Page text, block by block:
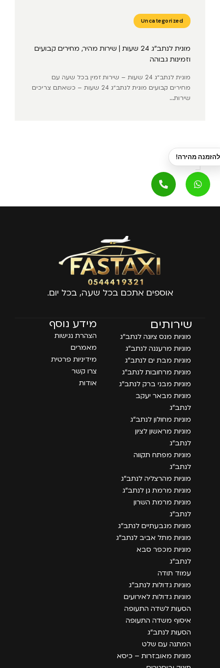
Uncategorized
מונית לנתב״ג 24 שעות | שירות מהיר, מחירים קבועים
וזמינות גבוהה
מונית לנתב״ג 24 שעות – שירות זמין בכל שעה עם
מחירים קבועים מונית לנתב״ג 24 שעות – כשאתם צריכים
שירות...
אוספים אתכם בכל שעה, בכל יום.
שירותים
מוניות מנס ציונה לנתב״ג
מוניות מרעננה לנתב״ג
מוניות מבת ים לנתב״ג
מוניות מרחובות לנתב״ג
מוניות מבני ברק לנתב״ג
מוניות מבאר יעקב
לנתב״ג
מוניות מחולון לנתב״ג
מוניות מראשון לציון
לנתב״ג
מוניות מפתח תקווה
לנתב״ג
מוניות מהרצליה לנתב״ג
מוניות מרמת גן לנתב״ג
מוניות מרמת השרון
לנתב״ג
מוניות מגבעתיים לנתב״ג
מוניות מתל אביב לנתב״ג
מוניות מכפר סבא
לנתב״ג
עמוד תודה
מוניות גדולות לנתב״ג
מוניות גדולות לאירועים
הסעות לשדה התעופה
איסוף משדה התעופה
הסעות לנתב״ג
המתנה עם שלט
מוניות מאובזרות – כיסא
מידע נוסף
הצהרת נגישות
מאמרים
מידיניות פרטית
צרו קשר
אודות